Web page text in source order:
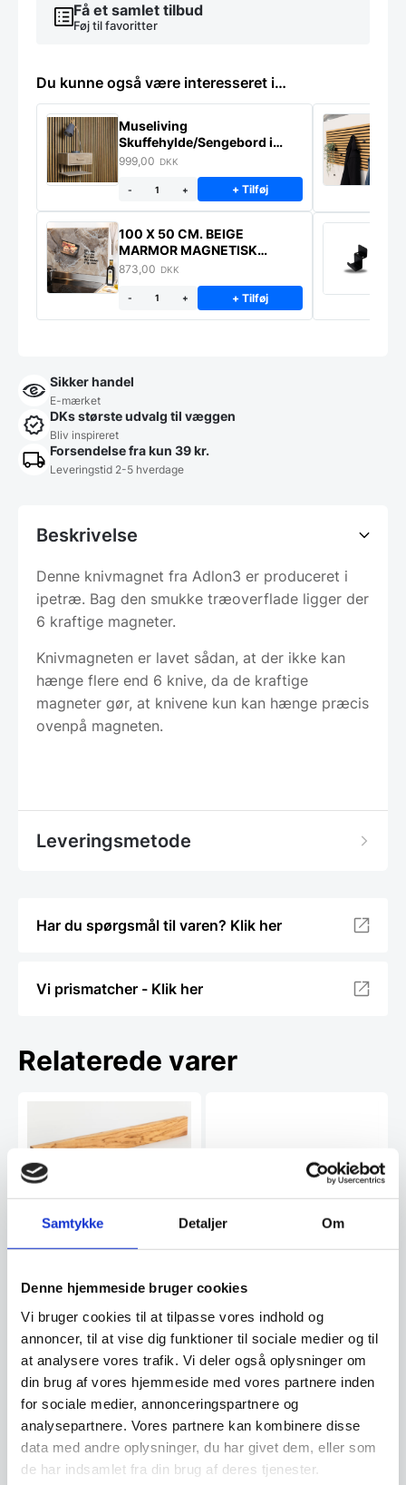
Samtykke Detaljer Om
Denne hjemmeside bruger cookies
Vi bruger cookies til at tilpasse vores indhold og
annoncer, til at vise dig funktioner til sociale medier og til
at analysere vores trafik. Vi deler også oplysninger om
din brug af vores hjemmeside med vores partnere inden
for sociale medier, annonceringspartnere og
analysepartnere. Vores partnere kan kombinere disse
data med andre oplysninger, du har givet dem, eller som
de har indsamlet fra din brug af deres tjenester.
Få et samlet tilbud
Føj til favoritter
Du kunne også være interesseret i…
Museliving
Skuffehylde/Sengebord i
massiv eg
999,00 DKK
- + + Tilføj
100 X 50 CM. BEIGE
MARMOR MAGNETISK
STÆNKPLADE
873,00 DKK
- + + Tilføj
Sikker handel
E-mærket
DKs største udvalg til væggen
Bliv inspireret
Forsendelse fra kun 39 kr.
Leveringstid 2-5 hverdage
Beskrivelse
Denne knivmagnet fra Adlon3 er produceret i
ipetræ. Bag den smukke træoverflade ligger der
6 kraftige magneter.
Knivmagneten er lavet sådan, at der ikke kan
hænge flere end 6 knive, da de kraftige
magneter gør, at knivene kun kan hænge præcis
ovenpå magneten.
Leveringsmetode
Har du spørgsmål til varen? Klik her
Vi prismatcher - Klik her
Relaterede varer
Adlon3 Knivmagnet af
Denne knivmagnet fra Adlon3 er
produceret i oliventræ. Bag den
1.599,95DKK
Vi prismatcher
Adlon3 Knivmagnet af
Denne knivmagnet fra Adlon3 er
produceret i sortbejset træ. Bag
den smukke…
880,00DKK